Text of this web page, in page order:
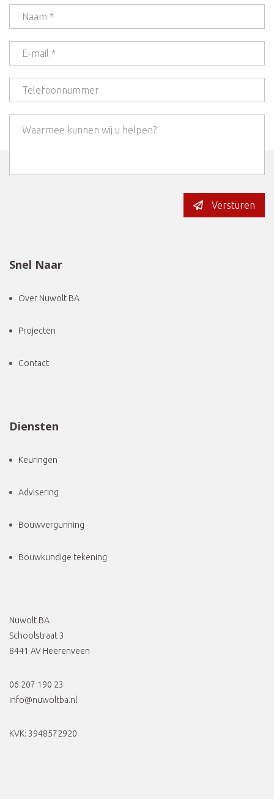
Versturen
Snel Naar
Over Nuwolt BA
Projecten
Contact
Diensten
Keuringen
Advisering
Bouwvergunning
Bouwkundige tekening
Nuwolt BA
Schoolstraat 3
8441 AV Heerenveen
06 207 190 23
info@nuwoltba.nl
KVK: 3948572920